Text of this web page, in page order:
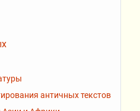
античных текстов